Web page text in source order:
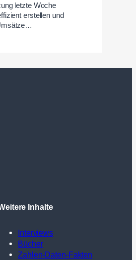
letzte Woche
erstellen und
Inhalte
Interviews
Bücher
Zahlen-Daten-Fakten